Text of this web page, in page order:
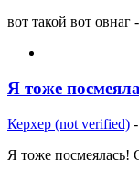
вот такой вот
Я тоже
Керхер (not verified)
Я тоже посмеялась!